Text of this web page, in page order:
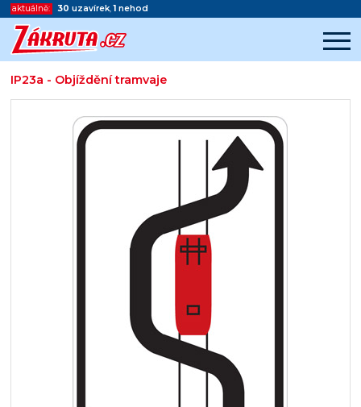
aktuálně: 30 uzavírek,1 nehod
IP23a - Objíždění tramvaje
Začátek reklamy
Konec reklamy